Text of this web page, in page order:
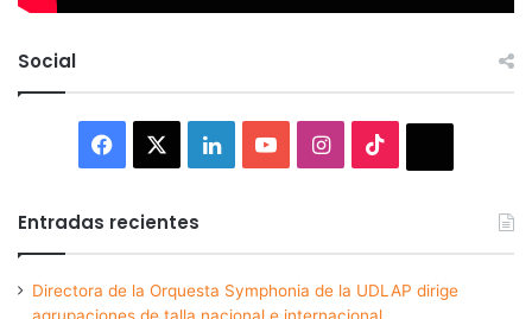
Social
Facebook LinkedInYouTubeInstagram
Entradas recientes
Directora de la Orquesta Symphonia de la UDLAP dirige